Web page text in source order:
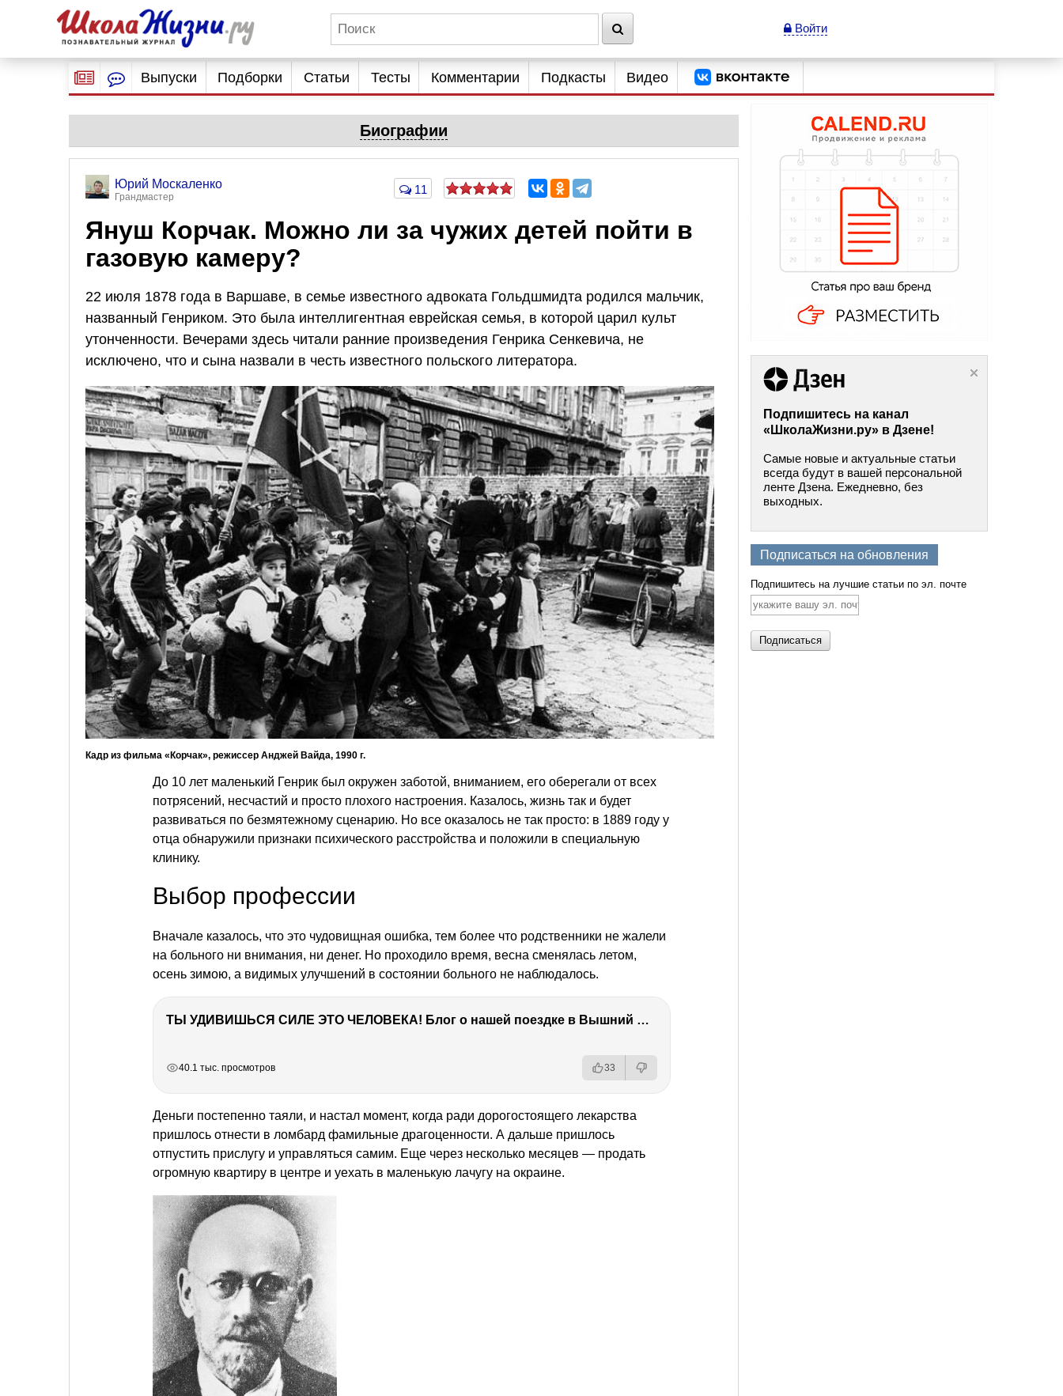
Войти
Выпуски Подборки Статьи Тесты Комментарии Подкасты Видео
Биографии
Юрий Москаленко
Грандмастер
11
Януш Корчак. Можно ли за чужих детей пойти в
газовую камеру?
22 июля 1878 года в Варшаве, в семье известного адвоката Гольдшмидта родился мальчик,
названный Генриком. Это была интеллигентная еврейская семья, в которой царил культ
утонченности. Вечерами здесь читали ранние произведения Генрика Сенкевича, не
исключено, что и сына назвали в честь известного польского литератора.
Кадр из фильма «Корчак», режиссер Анджей Вайда, 1990 г.
До 10 лет маленький Генрик был окружен заботой, вниманием, его оберегали от всех
потрясений, несчастий и просто плохого настроения. Казалось, жизнь так и будет
развиваться по безмятежному сценарию. Но все оказалось не так просто: в 1889 году у
отца обнаружили признаки психического расстройства и положили в специальную
клинику.
Выбор профессии
Вначале казалось, что это чудовищная ошибка, тем более что родственники не жалели
на больного ни внимания, ни денег. Но проходило время, весна сменялась летом,
осень зимою, а видимых улучшений в состоянии больного не наблюдалось.
ТЫ УДИВИШЬСЯ СИЛЕ ЭТО ЧЕЛОВЕКА! Блог о нашей поездке в Вышний Волочек
40.1 тыс. просмотров 33
Деньги постепенно таяли, и настал момент, когда ради дорогостоящего лекарства
пришлось отнести в ломбард фамильные драгоценности. А дальше пришлось
отпустить прислугу и управляться самим. Еще через несколько месяцев — продать
огромную квартиру в центре и уехать в маленькую лачугу на окраине.
Подпишитесь на канал
«ШколаЖизни.ру» в Дзене!
Самые новые и актуальные статьи
всегда будут в вашей персональной
ленте Дзена. Ежедневно, без
выходных.
Подписаться на обновления
Подпишитесь на лучшие статьи по эл. почте